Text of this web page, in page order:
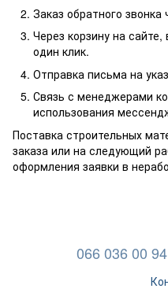
Заказ обратного
Через корзину на
один клик.
Отправка письма на
Связь с менеджерами
использования
Поставка строительных
заказа или на следующий
оформления заявки в
066 036 00 94